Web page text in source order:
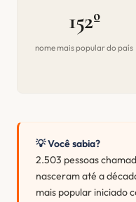
152º
nome mais popular do país
💡 Você sabia?
2.503 pessoas
nasceram até a
mais popular iniciado